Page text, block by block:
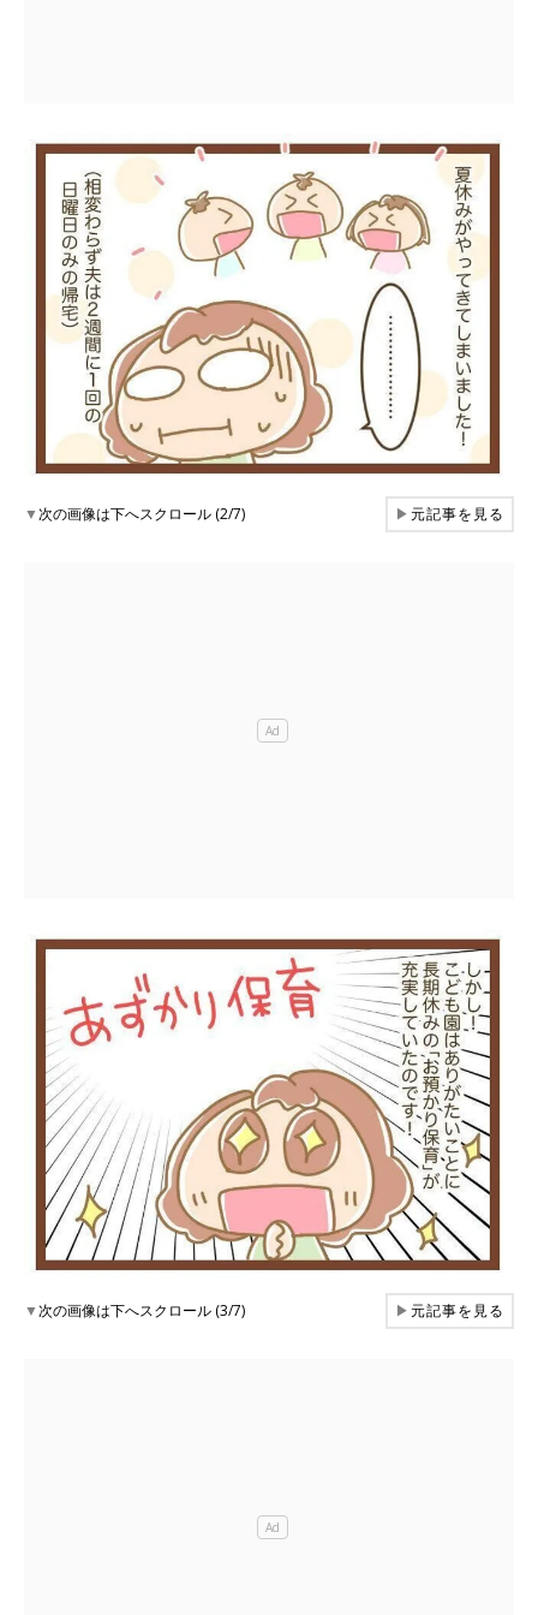
▼次の画像は下へスクロール (2/7) ▶元記事を見る
▼次の画像は下へスクロール (3/7) ▶元記事を見る